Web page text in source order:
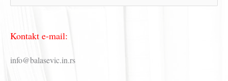
р
т
Kontakt e-mail:
info@balasevic.in.rs